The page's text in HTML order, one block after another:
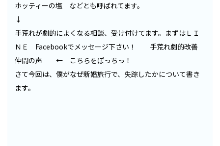
ホッティーの塩 などとも呼ばれてます。
↓
手荒れが劇的によくなる相談、受け付けてます。まずはＬＩ
ＮＥ Facebookでメッセージ下さい！ 手荒れ劇的改善
仲間の声 ← こちらをぽっちっ！
さて今回は、僕がなぜ新婚旅行で、失踪したかについて書き
ます。